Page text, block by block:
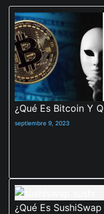
¿Qué Es Bitcoin Y
septiembre 9, 2023
¿Qué Es